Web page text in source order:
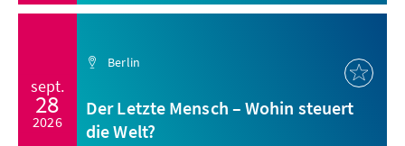
sept.
28
2026
Berlin
Der Letzte Mensch – Wohin steuert
die Welt?